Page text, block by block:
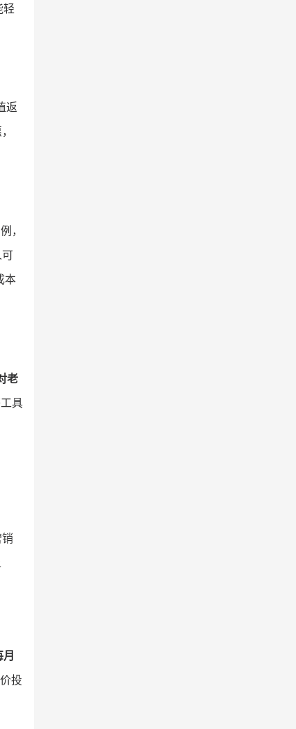
轻
返
，
本
老
具
投